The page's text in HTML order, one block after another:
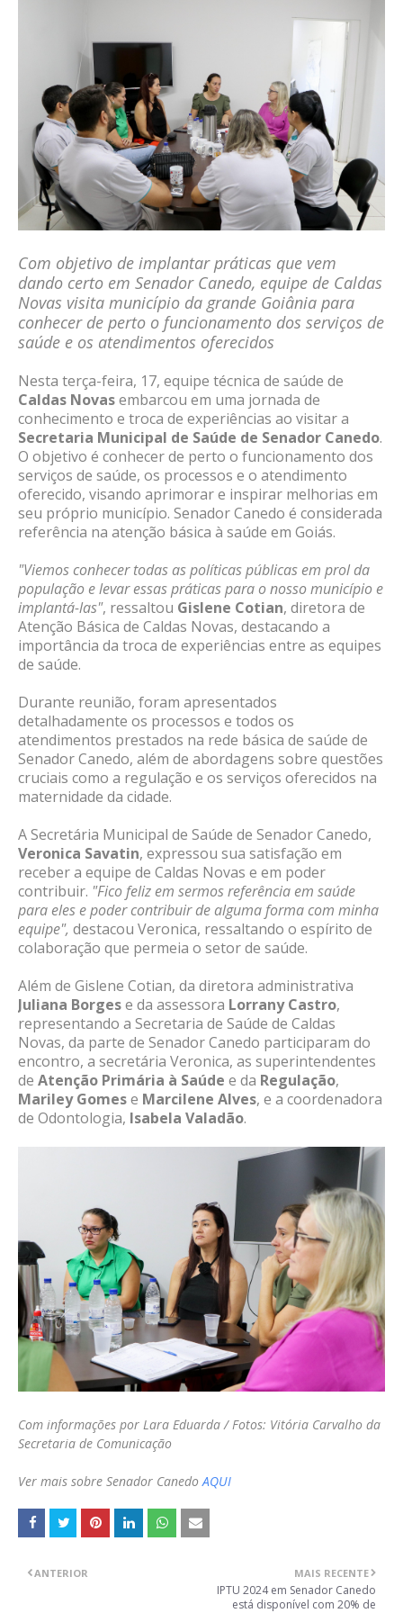
Com objetivo de implantar práticas que vem
dando certo em Senador Canedo, equipe de Caldas
Novas visita município da grande Goiânia para
conhecer de perto o funcionamento dos serviços de
saúde e os atendimentos oferecidos
Nesta terça-feira, 17, equipe técnica de saúde de
Caldas Novasembarcou em uma jornada de
conhecimento e troca de experiências ao visitar a
Secretaria Municipal de Saúde de Senador Canedo.
O objetivo é conhecer de perto o funcionamento dos
serviços de saúde, os processos e o atendimento
oferecido, visando aprimorar e inspirar melhorias em
seu próprio município. Senador Canedo é considerada
referência na atenção básica à saúde em Goiás.
"Viemos conhecer todas as políticas públicas em prol da
população e levar essas práticas para o nosso município e
implantá-las", ressaltou Gislene Cotian, diretora de
Atenção Básica de Caldas Novas, destacando a
importância da troca de experiências entre as equipes
de saúde.
Durante reunião, foram apresentados
detalhadamente os processos e todos os
atendimentos prestados na rede básica de saúde de
Senador Canedo, além de abordagens sobre questões
cruciais como a regulação e os serviços oferecidos na
maternidade da cidade.
A Secretária Municipal de Saúde de Senador Canedo,
Veronica Savatin, expressou sua satisfação em
receber a equipe de Caldas Novas e em poder
contribuir. "Fico feliz em sermos referência em saúde
para eles e poder contribuir de alguma forma com minha
equipe", destacou Veronica, ressaltando o espírito de
colaboração que permeia o setor de saúde.
Além de Gislene Cotian, da diretora administrativa
Juliana Borgese da assessora Lorrany Castro,
representando a Secretaria de Saúde de Caldas
Novas, da parte de Senador Canedo participaram do
encontro, a secretária Veronica, as superintendentes
de Atenção Primária à Saúde e da Regulação,
Mariley Gomese Marcilene Alves, e a coordenadora
de Odontologia, Isabela Valadão.
Com informações por Lara Eduarda / Fotos: Vitória Carvalho da
Secretaria de Comunicação
Ver mais sobre Senador Canedo AQUI
MAIS RECENTE
IPTU 2024 em Senador Canedo
está disponível com 20% de
ANTERIOR